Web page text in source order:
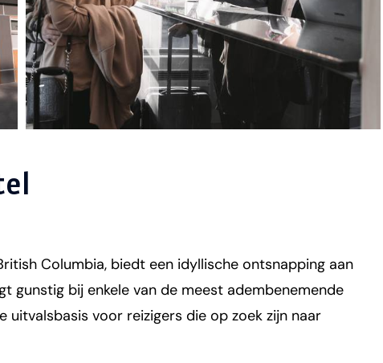
Columbia, biedt een idyllische ontsnapping aan
gunstig bij enkele van de meest adembenemende
voor reizigers die op zoek zijn naar